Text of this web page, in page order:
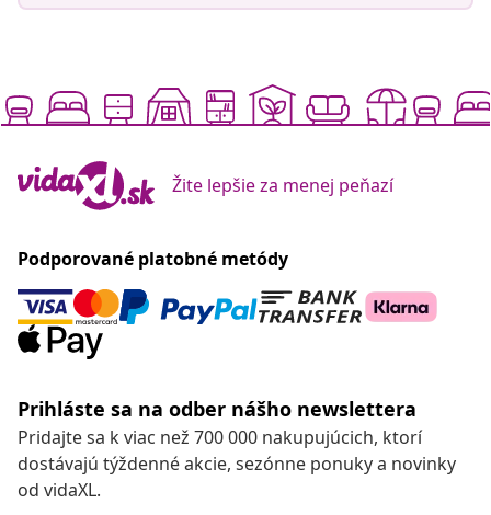
Žite lepšie za menej peňazí
Podporované platobné metódy
Prihláste sa na odber nášho newslettera
Pridajte sa k viac než 700 000 nakupujúcich, ktorí
dostávajú týždenné akcie, sezónne ponuky a novinky
od vidaXL.